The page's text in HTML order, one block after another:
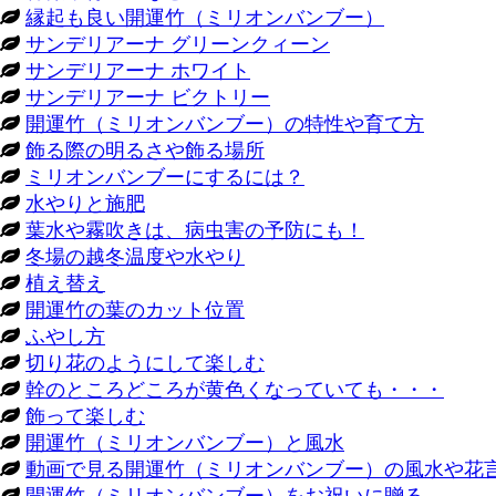
縁起も良い開運竹（ミリオンバンブー）
サンデリアーナ グリーンクィーン
サンデリアーナ ホワイト
サンデリアーナ ビクトリー
開運竹（ミリオンバンブー）の特性や育て方
飾る際の明るさや飾る場所
ミリオンバンブーにするには？
水やりと施肥
葉水や霧吹きは、病虫害の予防にも！
冬場の越冬温度や水やり
植え替え
開運竹の葉のカット位置
ふやし方
切り花のようにして楽しむ
幹のところどころが黄色くなっていても・・・
飾って楽しむ
開運竹（ミリオンバンブー）と風水
動画で見る開運竹（ミリオンバンブー）の風水や花